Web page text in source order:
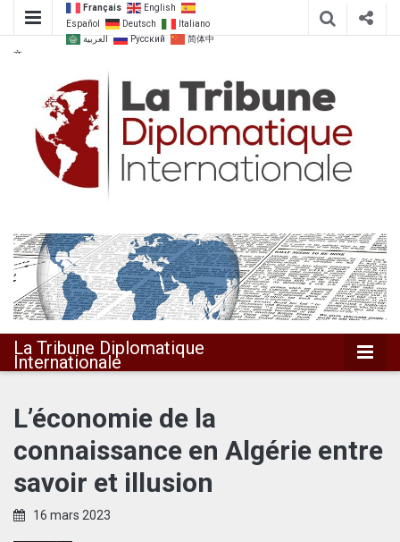
Français
English
Español
Deutsch
Italiano
العربية
Русский
简体中
文
La Tribune
Diplomatique
Internationale
La Tribune Diplomatique
Internationale
L’économie de la
connaissance en Algérie entre
savoir et illusion
16 mars 2023